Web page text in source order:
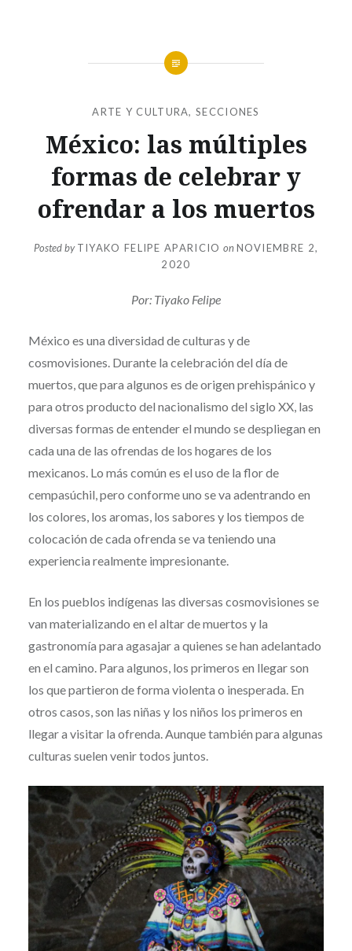
ARTE Y CULTURA,SECCIONES
México: las múltiples
formas de celebrar y
ofrendar a los muertos
Posted byTIYAKO FELIPE APARICIO onNOVIEMBRE 2,
2020
Por: Tiyako Felipe
México es una diversidad de culturas y de
cosmovisiones. Durante la celebración del día de
muertos, que para algunos es de origen prehispánico y
para otros producto del nacionalismo del siglo XX, las
diversas formas de entender el mundo se despliegan en
cada una de las ofrendas de los hogares de los
mexicanos. Lo más común es el uso de la flor de
cempasúchil, pero conforme uno se va adentrando en
los colores, los aromas, los sabores y los tiempos de
colocación de cada ofrenda se va teniendo una
experiencia realmente impresionante.
En los pueblos indígenas las diversas cosmovisiones se
van materializando en el altar de muertos y la
gastronomía para agasajar a quienes se han adelantado
en el camino. Para algunos, los primeros en llegar son
los que partieron de forma violenta o inesperada. En
otros casos, son las niñas y los niños los primeros en
llegar a visitar la ofrenda. Aunque también para algunas
culturas suelen venir todos juntos.